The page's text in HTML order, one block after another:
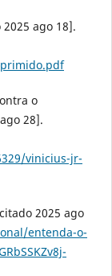
ago 18].
o
28].
vinicius-jr-
2025 ago
entenda-o-